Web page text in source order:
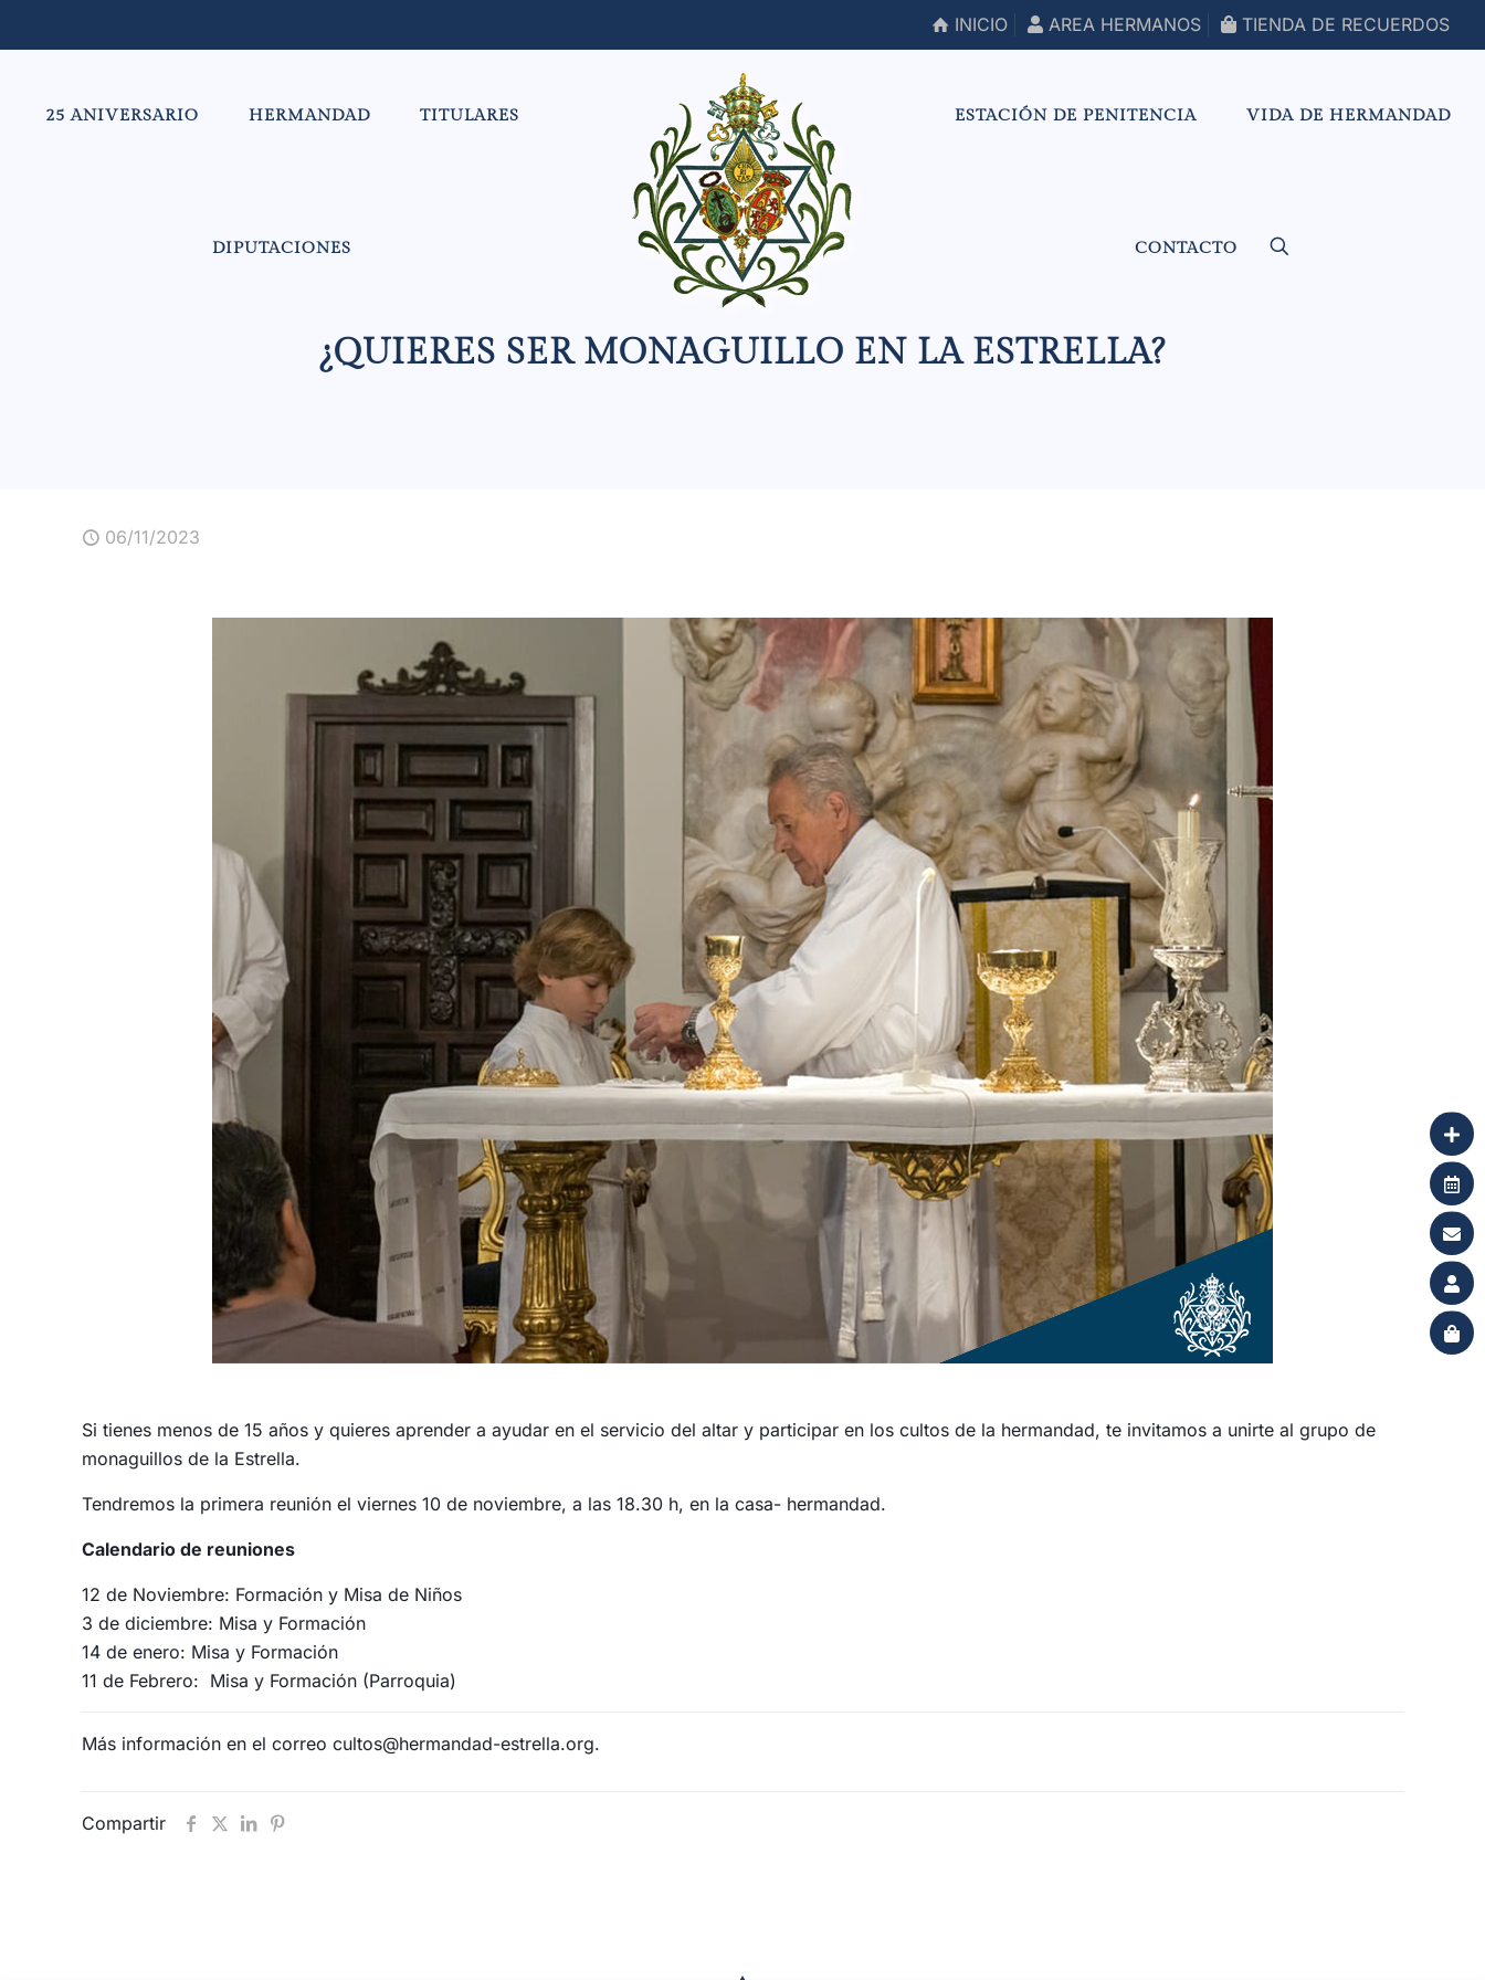
INICIO AREA HERMANOS TIENDA DE RECUERDOS
25 ANIVERSARIO HERMANDAD TITULARES
DIPUTACIONES
ESTACIÓN DE PENITENCIA VIDA DE HERMANDAD
CONTACTO
¿QUIERES SER MONAGUILLO EN LA ESTRELLA?
06/11/2023
Si tienes menos de 15 años y quieres aprender a ayudar en el servicio del altar y participar en los cultos de la hermandad, te invitamos a unirte al grupo de
monaguillos de la Estrella.
Tendremos la primera reunión el viernes 10 de noviembre, a las 18.30 h, en la casa- hermandad.
Calendario de reuniones
12 de Noviembre: Formación y Misa de Niños
3 de diciembre: Misa y Formación
14 de enero: Misa y Formación
11 de Febrero: Misa y Formación (Parroquia)
Más información en el correo cultos@hermandad-estrella.org.
Compartir